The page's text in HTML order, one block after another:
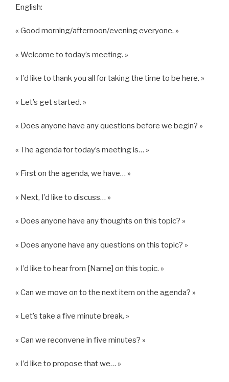
English:
« Good morning/afternoon/evening everyone. »
« Welcome to today’s meeting. »
« I’d like to thank you all for taking the time to be here. »
« Let’s get started. »
« Does anyone have any questions before we begin? »
« The agenda for today’s meeting is… »
« First on the agenda, we have… »
« Next, I’d like to discuss… »
« Does anyone have any thoughts on this topic? »
« Does anyone have any questions on this topic? »
« I’d like to hear from [Name] on this topic. »
« Can we move on to the next item on the agenda? »
« Let’s take a five minute break. »
« Can we reconvene in five minutes? »
« I’d like to propose that we… »